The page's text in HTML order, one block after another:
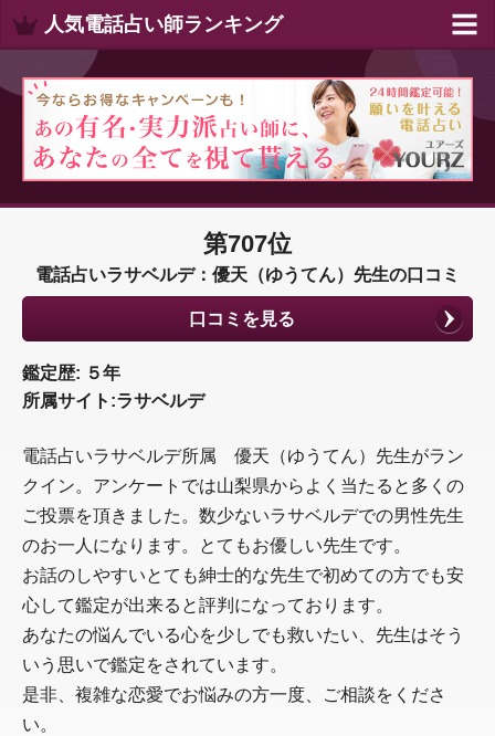
人気電話占い師ランキング
第707位
電話占いラサベルデ：優天（ゆうてん）先生の口コミ
口コミを見る
鑑定歴: ５年
所属サイト:ラサベルデ
電話占いラサベルデ所属 優天（ゆうてん）先生がラン
クイン。アンケートでは山梨県からよく当たると多くの
ご投票を頂きました。数少ないラサベルデでの男性先生
のお一人になります。とてもお優しい先生です。
お話のしやすいとても紳士的な先生で初めての方でも安
心して鑑定が出来ると評判になっております。
あなたの悩んでいる心を少しでも救いたい、先生はそう
いう思いで鑑定をされています。
是非、複雑な恋愛でお悩みの方一度、ご相談をくださ
い。